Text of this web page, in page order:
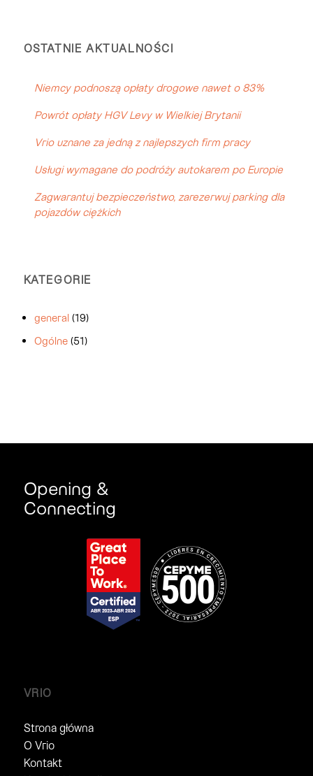
OSTATNIE AKTUALNOŚCI
Niemcy podnoszą opłaty drogowe nawet o 83%
Powrót opłaty HGV Levy w Wielkiej Brytanii
Vrio uznane za jedną z najlepszych firm pracy
Usługi wymagane do podróży autokarem po Europie
Zagwarantuj bezpieczeństwo, zarezerwuj parking dla
pojazdów ciężkich
KATEGORIE
general (19)
Ogólne(51)
Opening &
Connecting
VRIO
Strona główna
O Vrio
Kontakt